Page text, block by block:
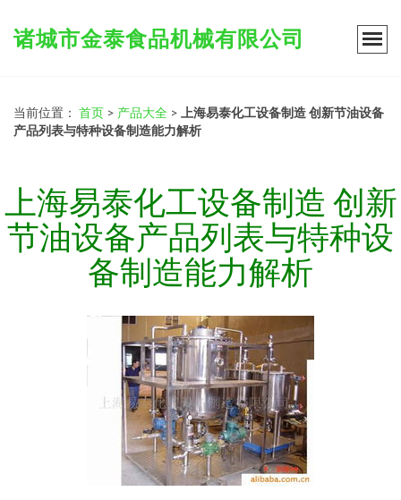
诸城市金泰食品机械有限公司
当前位置： 首页 > 产品大全 >
上海易泰化工设备制造 创新节油设备
产品列表与特种设备制造能力解析
上海易泰化工设备制造 创新
节油设备产品列表与特种设
备制造能力解析